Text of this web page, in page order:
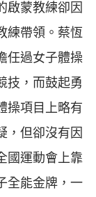
啟蒙教練卻因
練帶領。蔡恆
任過女子體操
技，而鼓起勇
操項目上略有
，但卻沒有因
國運動會上靠
全能金牌，一